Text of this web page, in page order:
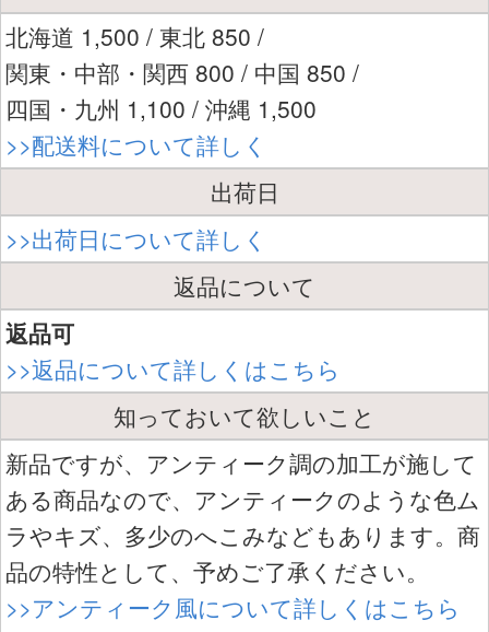
北海道 1,500 / 東北 850 /
関東・中部・関西 800 / 中国 850 /
四国・九州 1,100 / 沖縄 1,500
>>配送料について詳しく
出荷日
>>出荷日について詳しく
返品について
返品可
>>返品について詳しくはこちら
知っておいて欲しいこと
新品ですが、アンティーク調の加工が施して
ある商品なので、アンティークのような色ム
ラやキズ、多少のへこみなどもあります。商
品の特性として、予めご了承ください。
>>アンティーク風について詳しくはこちら